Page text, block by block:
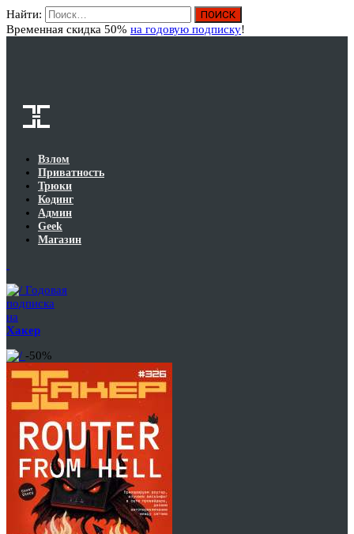
Найти:
Временная скидка 50% на годовую подписку!
Взлом
Приватность
Трюки
Кодинг
Админ
Geek
Магазин
Годовая
подписка
на
Хакер
-50%